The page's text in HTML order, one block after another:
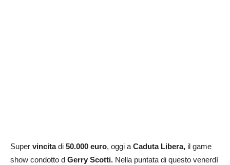
Super vincitadi 50.000 euro, oggi aCaduta Libera, il game
show condotto d Gerry Scotti. Nella puntata di questo venerdì